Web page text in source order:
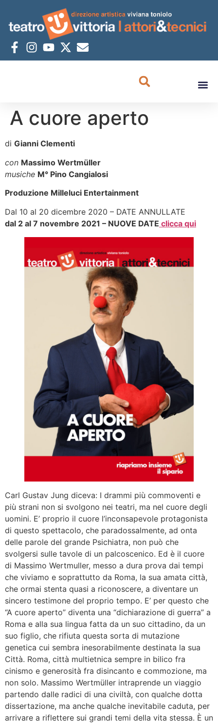
A cuore aperto
di Gianni Clementi
con Massimo Wertmüller
musiche M° Pino Cangialosi
Produzione Milleluci Entertainment
Dal 10 al 20 dicembre 2020 – DATE ANNULLATE
dal 2 al 7 novembre 2021 – NUOVE DATE clicca qui
Carl Gustav Jung diceva: I drammi più commoventi e
più strani non si svolgono nei teatri, ma nel cuore degli
uomini. E’ proprio il cuore l’inconsapevole protagonista
di questo spettacolo, che paradossalmente, ad onta
delle parole del grande Psichiatra, non può che
svolgersi sulle tavole di un palcoscenico. Ed è il cuore
di Massimo Wertmuller, messo a dura prova dai tempi
che viviamo e soprattutto da Roma, la sua amata città,
che ormai stenta quasi a riconoscere, a diventare un
sincero testimone del proprio tempo. E’ per questo che
“A cuore aperto” diventa una “dichiarazione di guerra” a
Roma e alla sua lingua fatta da un suo cittadino, da un
suo figlio, che rifiuta questa sorta di mutazione
genetica cui sembra inesorabilmente destinata la sua
Città. Roma, città multietnica sempre in bilico fra
cinismo e generosità fra disincanto e commozione, ma
non solo. Massimo Wertmüller intraprende un viaggio
partendo dalle radici di una civiltà, con qualche dotta
dissertazione, ma anche qualche inevitabile caduta, per
arrivare a riflettere sui grandi temi della vita stessa. È un